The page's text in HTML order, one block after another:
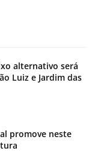
alternativo será
Luiz e Jardim das
promove neste